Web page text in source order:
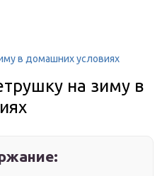
в домашних условиях
на зиму в